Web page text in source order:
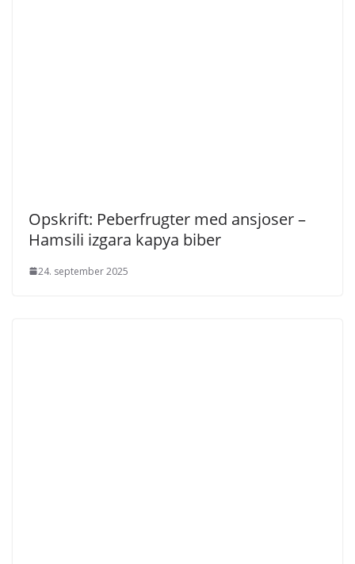
Opskrift: Peberfrugter med ansjoser –
Hamsili izgara kapya biber
24. september 2025